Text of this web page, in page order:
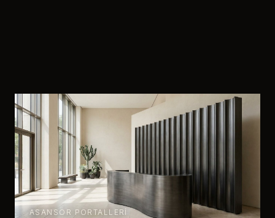
ASANSÖR PORTALLERI